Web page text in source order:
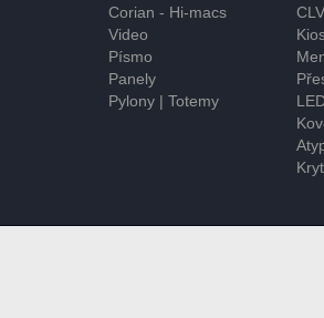
Corian - Hi-macs
Video
Písmo
Panely
Pylony | Totemy